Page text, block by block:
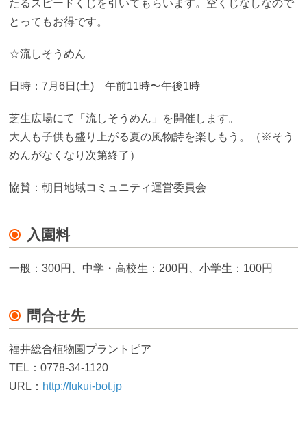
たるスピードくじを引いてもらいます。空くじなしなので
とってもお得です。
☆流しそうめん
日時：7月6日(土) 午前11時〜午後1時
芝生広場にて「流しそうめん」を開催します。
大人も子供も盛り上がる夏の風物詩を楽しもう。（※そう
めんがなくなり次第終了）
協賛：朝日地域コミュニティ運営委員会
入園料
一般：300円、中学・高校生：200円、小学生：100円
問合せ先
福井総合植物園プラントピア
TEL：0778-34-1120
URL： http://fukui-bot.jp